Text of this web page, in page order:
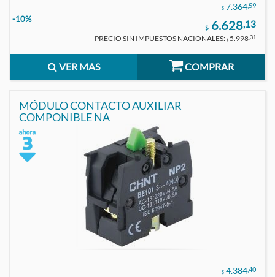
$ 7.364,59
-10%
$ 6.628,13
PRECIO SIN IMPUESTOS NACIONALES: $ 5.998,31
VER MAS COMPRAR
MÓDULO CONTACTO AUXILIAR
COMPONIBLE NA
$ 4.384,40